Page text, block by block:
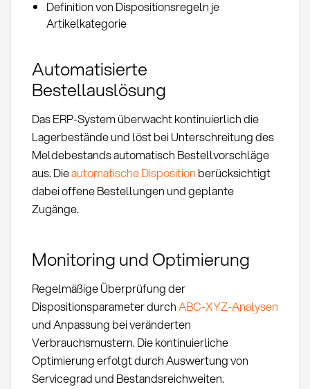
Definition von Dispositionsregeln je
Artikelkategorie
Automatisierte
Bestellauslösung
Das ERP-System überwacht kontinuierlich die
Lagerbestände und löst bei Unterschreitung des
Meldebestands automatisch Bestellvorschläge
aus. Dieautomatische Disposition berücksichtigt
dabei offene Bestellungen und geplante
Zugänge.
Monitoring und Optimierung
Regelmäßige Überprüfung der
Dispositionsparameter durchABC-XYZ-Analysen
und Anpassung bei veränderten
Verbrauchsmustern. Die kontinuierliche
Optimierung erfolgt durch Auswertung von
Servicegrad und Bestandsreichweiten.